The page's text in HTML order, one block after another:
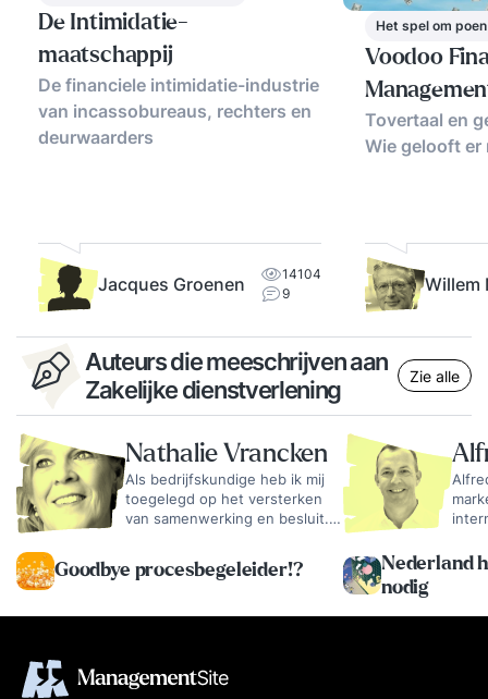
De Intimidatie-
maatschappij
De financiele intimidatie-industrie
van incassobureaus, rechters en
deurwaarders
Jacques Groenen
14104
9
Het spel om
Voodoo
Tovertaal en
Wie gelooft er
Willem
Auteurs die meeschrijven aan
Zakelijke dienstverlening
Zie alle
Nathalie Vrancken
Als bedrijfskundige heb ik mij
toegelegd op het versterken
van samenwerking en besluit.
Externe Voorzitter als
gespreksleider en
Goodbye procesbegeleider!?
Nederland
nodig